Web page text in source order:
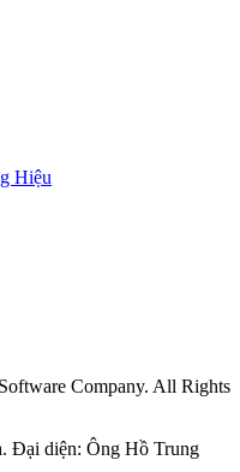
Hiệu
Company. All Rights
Đại diện: Ông Hồ Trung